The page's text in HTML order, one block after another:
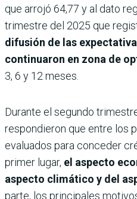
que arrojó 64,77 y al dato
trimestre del 2025 que
difusión de las
continuaron en zona de
3, 6 y 12 meses.
Durante el segundo
respondieron que entre los
evaluados para conceder
primer lugar, el aspecto
aspecto climático y del
parte, los principales